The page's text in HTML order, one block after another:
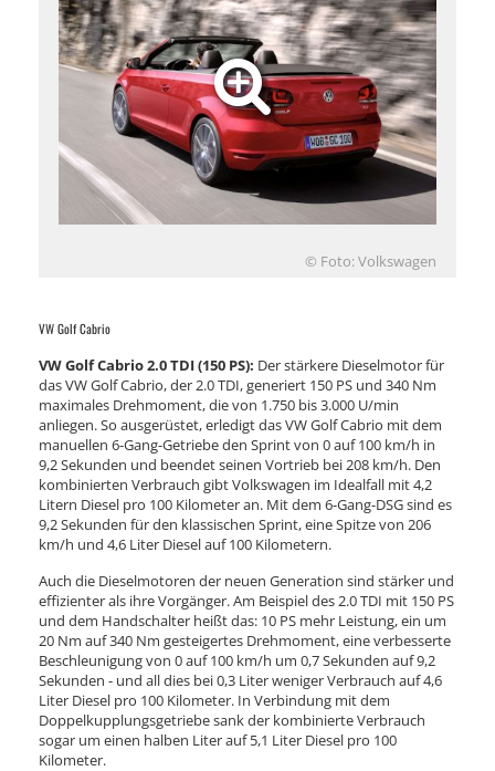
© Foto: Volkswagen
VW Golf Cabrio
VW Golf Cabrio 2.0 TDI (150 PS): Der stärkere Dieselmotor für
das VW Golf Cabrio, der 2.0 TDI, generiert 150 PS und 340 Nm
maximales Drehmoment, die von 1.750 bis 3.000 U/min
anliegen. So ausgerüstet, erledigt das VW Golf Cabrio mit dem
manuellen 6-Gang-Getriebe den Sprint von 0 auf 100 km/h in
9,2 Sekunden und beendet seinen Vortrieb bei 208 km/h. Den
kombinierten Verbrauch gibt Volkswagen im Idealfall mit 4,2
Litern Diesel pro 100 Kilometer an. Mit dem 6-Gang-DSG sind es
9,2 Sekunden für den klassischen Sprint, eine Spitze von 206
km/h und 4,6 Liter Diesel auf 100 Kilometern.
Auch die Dieselmotoren der neuen Generation sind stärker und
effizienter als ihre Vorgänger. Am Beispiel des 2.0 TDI mit 150 PS
und dem Handschalter heißt das: 10 PS mehr Leistung, ein um
20 Nm auf 340 Nm gesteigertes Drehmoment, eine verbesserte
Beschleunigung von 0 auf 100 km/h um 0,7 Sekunden auf 9,2
Sekunden - und all dies bei 0,3 Liter weniger Verbrauch auf 4,6
Liter Diesel pro 100 Kilometer. In Verbindung mit dem
Doppelkupplungsgetriebe sank der kombinierte Verbrauch
sogar um einen halben Liter auf 5,1 Liter Diesel pro 100
Kilometer.